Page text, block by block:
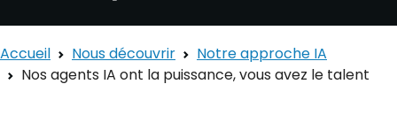
Accueil Nous découvrir
Notre approche IA
Nos agents IA ont la puissance, vous avez le talent